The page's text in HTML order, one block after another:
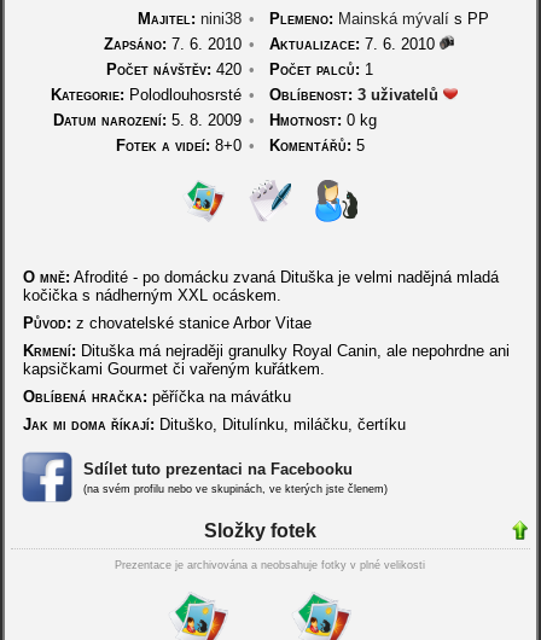
Majitel: nini38 • Plemeno: Mainská mývalí s PP
Zapsáno: 7. 6. 2010 • Aktualizace: 7. 6. 2010
Počet návštěv: 420 • Počet palců: 1
Kategorie: Polodlouhosrsté • Oblíbenost: 3 uživatelů
Datum narození: 5. 8. 2009 • Hmotnost: 0 kg
Fotek a videí: 8+0 • Komentářů: 5
O mně: Afrodité - po domácku zvaná Dituška je velmi nadějná mladá
kočička s nádherným XXL ocáskem.
Původ: z chovatelské stanice Arbor Vitae
Krmení: Dituška má nejraději granulky Royal Canin, ale nepohrdne ani
kapsičkami Gourmet či vařeným kuřátkem.
Oblíbená hračka: pěříčka na mávátku
Jak mi doma říkají: Dituško, Ditulínku, miláčku, čertíku
Sdílet tuto prezentaci na Facebooku
(na svém profilu nebo ve skupinách, ve kterých jste členem)
Složky fotek
Prezentace je archivována a neobsahuje fotky v plné velikosti